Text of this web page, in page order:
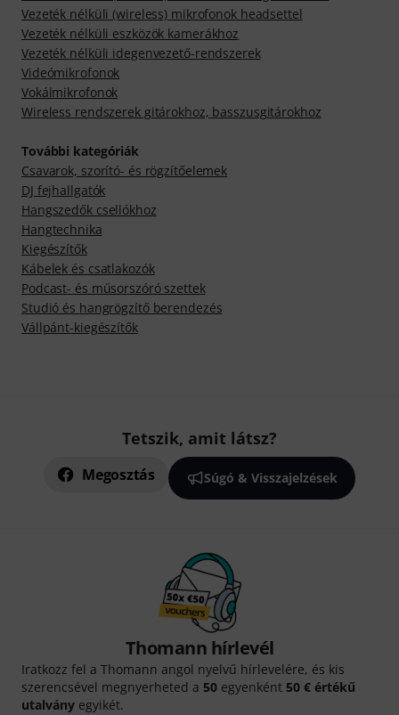
Vezeték nélküli (wireless) mikrofonok headsettel
Vezeték nélküli eszközök kamerákhoz
Vezeték nélküli idegenvezető-rendszerek
Videómikrofonok
Vokálmikrofonok
Wireless rendszerek gitárokhoz, basszusgitárokhoz
További kategóriák
Csavarok, szorító- és rögzítőelemek
DJ fejhallgatók
Hangszedők csellókhoz
Hangtechnika
Kiegészítők
Kábelek és csatlakozók
Podcast- és műsorszóró szettek
Studió és hangrögzítő berendezés
Vállpánt-kiegészítők
Tetszik, amit látsz?
Megosztás Súgó & Visszajelzések
Thomann hírlevél
Iratkozz fel a Thomann angol nyelvű hírlevelére, és kis
szerencsével megnyerheted a 50 egyenként 50 € értékű
utalvány egyikét.